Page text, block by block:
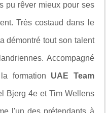
pu rêver mieux pour ses
Très costaud dans le
démontré tout son talent
Accompagné
formation UAE Team
Bjerg 4e et Tim Wellens
l'un des prétendants à